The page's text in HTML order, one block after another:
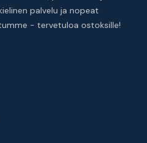
palvelu ja nopeat
- tervetuloa ostoksille!